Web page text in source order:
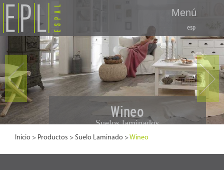
esp
Menú
to
Wineo
Suelos laminados
Inicio > Productos > Suelo Laminado >Wineo